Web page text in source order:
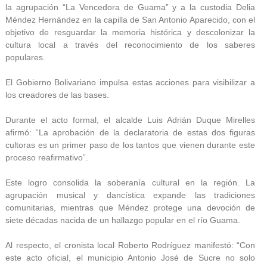
la agrupación “La Vencedora de Guama” y a la custodia Delia
Méndez Hernández en la capilla de San Antonio Aparecido, con el
objetivo de resguardar la memoria histórica y descolonizar la
cultura local a través del reconocimiento de los saberes
populares.
El Gobierno Bolivariano impulsa estas acciones para visibilizar a
los creadores de las bases.
Durante el acto formal, el alcalde Luis Adrián Duque Mirelles
afirmó: “La aprobación de la declaratoria de estas dos figuras
cultoras es un primer paso de los tantos que vienen durante este
proceso reafirmativo”.
Este logro consolida la soberanía cultural en la región. La
agrupación musical y dancística expande las tradiciones
comunitarias, mientras que Méndez protege una devoción de
siete décadas nacida de un hallazgo popular en el río Guama.
Al respecto, el cronista local Roberto Rodríguez manifestó: “Con
este acto oficial, el municipio Antonio José de Sucre no solo